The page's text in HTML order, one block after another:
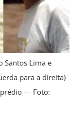
Santos Lima e
para a direita)
— Foto: